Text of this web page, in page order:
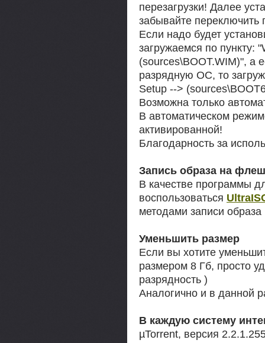
перезагрузки! Далее
забывайте переключить
Если надо будет
загружаемся по пункту:
(sources\BOOT.WIM)", а
разрядную ОС, то
Setup -->
Возможна только
В автоматическом
активированной!
Благодарность за
Запись образа на
В качестве программы
воспользоваться
методами записи образа
Уменьшить размер
Если вы хотите
размером 8 Гб, просто
разрядность )
Аналогично и в данной
В каждую систему
µTorrent, версия